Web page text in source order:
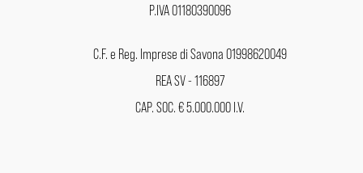
P.IVA 01180390096
C.F. e Reg. Imprese di Savona 01998620049
REA SV - 116897
CAP. SOC. € 5.000.000 I.V.